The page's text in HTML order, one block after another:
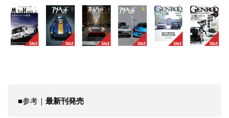
■参考｜ 最新刊発売